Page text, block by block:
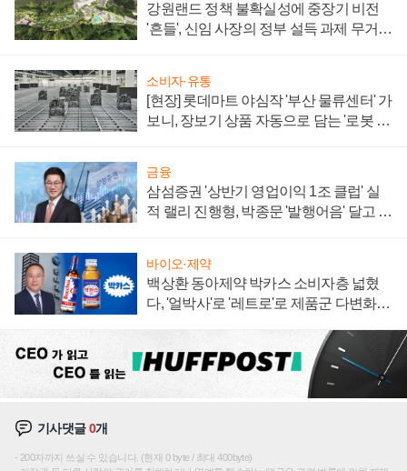
강원랜드 정책 불확실성에 중장기 비전
'흔들', 신임 사장의 정부 설득 과제 무거워
소비자·유통
[현장] 롯데마트 야심작 '부산 물류센터' 가
보니, 장보기 상품 자동으로 담는 '로봇 40
금융
삼섬증권 '상반기 영업이익 1조 클럽' 실
적 랠리 진행형, 박종문 '발행어음' 달고 연
바이오·제약
백상환 동아제약 박카스 소비자층 넓혔
다, '얼박사'로 '레트로'로 제품군 다변화
기사댓글0개
200자까지 쓰실 수 있습니다. (현재 0 byte / 최대 400byte)